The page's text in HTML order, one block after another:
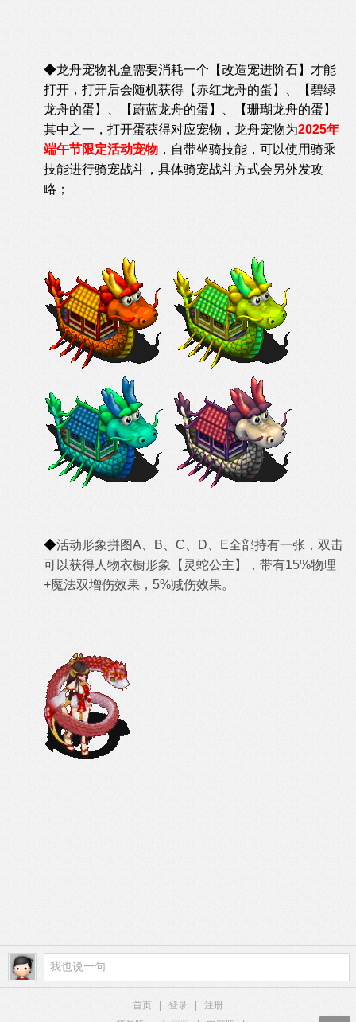
◆龙舟宠物礼盒需要消耗一个【改造宠进阶石】才能
打开，打开后会随机获得【赤红龙舟的蛋 】、 【 碧绿
龙舟的蛋 】、 【蔚蓝龙舟的蛋 】、 【珊瑚龙舟的蛋 】
其中之一，打开蛋获得对应宠物，龙舟宠物为2025年
端午节限定活动宠物 ，自带坐骑技能，可以使用骑乘
技能进行骑宠战斗，具体骑宠战斗方式会另外发攻
略；
◆活动形象拼图A、B、C、D、E全部持有一张，双击
可以获得人物衣橱形象【灵蛇公主】，带有15%物理
+魔法双增伤效果，5%减伤效果。
首页 登录
注册